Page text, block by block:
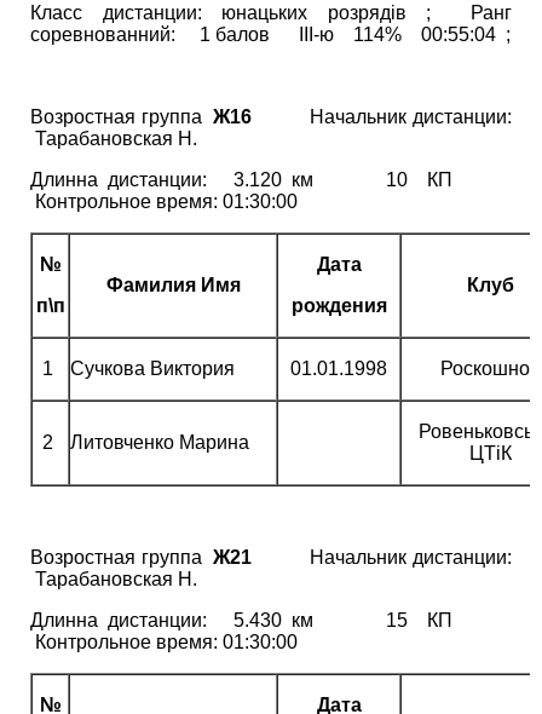
Класс дистанции: юнацьких розрядів ; Ранг
соревнованний: 1 балов ІІІ-ю 114% 00:55:04 ;
Возростная группаЖ16
Начальник дистанции:
Тарабановская Н.
Длинна дистанции: 3.120 км 10 КП
Контрольное время: 01:30:00
№
п\п
Фамилия Имя
Дата
рождения
Клуб
1 Сучкова Виктория 01.01.1998 Роскошное
2 Литовченко Марина
ЦТіК
Возростная группаЖ21
Начальник дистанции:
Тарабановская Н.
Длинна дистанции: 5.430 км 15 КП
Контрольное время: 01:30:00
№ Дата